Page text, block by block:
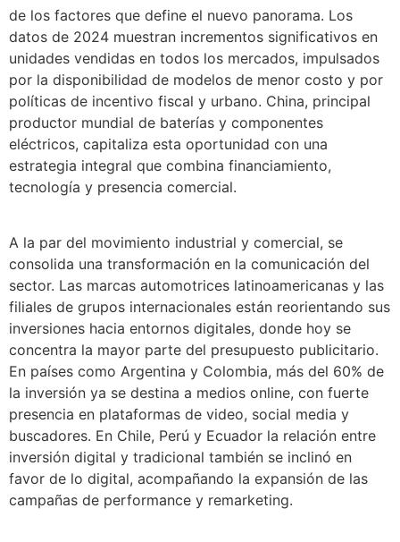
de los factores que define el nuevo panorama. Los
datos de 2024 muestran incrementos significativos en
unidades vendidas en todos los mercados, impulsados
por la disponibilidad de modelos de menor costo y por
políticas de incentivo fiscal y urbano. China, principal
productor mundial de baterías y componentes
eléctricos, capitaliza esta oportunidad con una
estrategia integral que combina financiamiento,
tecnología y presencia comercial.
A la par del movimiento industrial y comercial, se
consolida una transformación en la comunicación del
sector. Las marcas automotrices latinoamericanas y las
filiales de grupos internacionales están reorientando sus
inversiones hacia entornos digitales, donde hoy se
concentra la mayor parte del presupuesto publicitario.
En países como Argentina y Colombia, más del 60% de
la inversión ya se destina a medios online, con fuerte
presencia en plataformas de video, social media y
buscadores. En Chile, Perú y Ecuador la relación entre
inversión digital y tradicional también se inclinó en
favor de lo digital, acompañando la expansión de las
campañas de performance y remarketing.